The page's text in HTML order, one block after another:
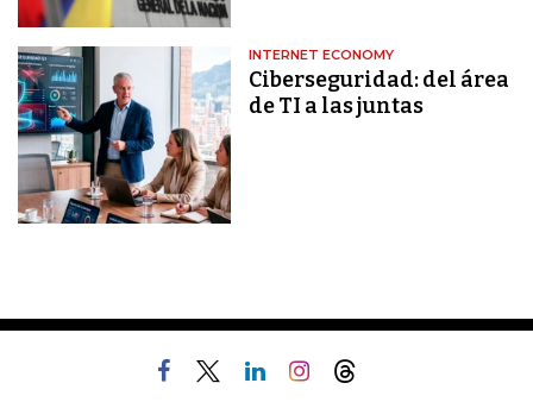
INTERNET ECONOMY
Ciberseguridad: del área
de TI a las juntas